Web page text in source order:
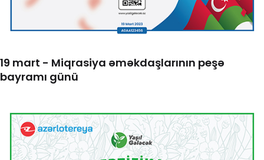
19 mart - Miqrasiya əməkdaşlarının peşə
bayramı günü